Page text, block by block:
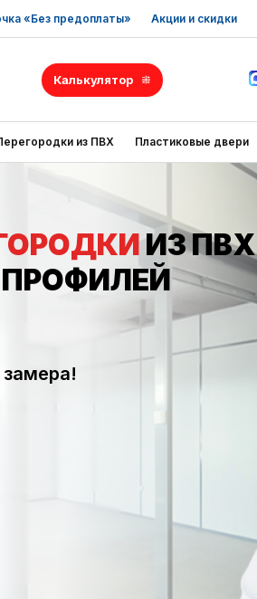
«Без предоплаты» Акции и скидки
Калькулятор
из ПВХ Пластиковые двери
ИЗ ПВХ
ПРОФИЛЕЙ
замера!